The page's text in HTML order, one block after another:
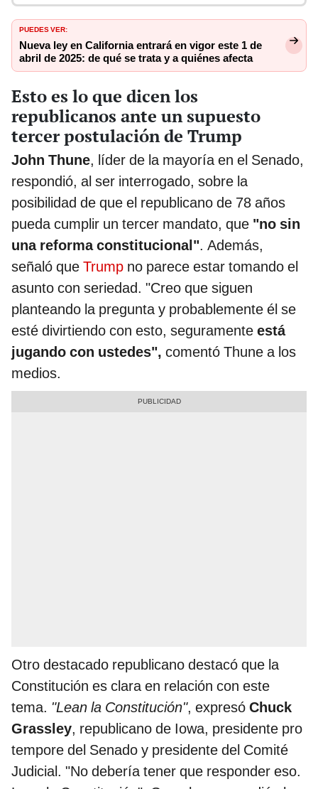
PUEDES VER:
Nueva ley en California entrará en vigor este 1 de
abril de 2025: de qué se trata y a quiénes afecta
Esto es lo que dicen los
republicanos ante un supuesto
tercer postulación de Trump
John Thune, líder de la mayoría en el Senado,
respondió, al ser interrogado, sobre la
posibilidad de que el republicano de 78 años
pueda cumplir un tercer mandato, que "no sin
una reforma constitucional". Además,
señaló que Trump no parece estar tomando el
asunto con seriedad. "Creo que siguen
planteando la pregunta y probablemente él se
esté divirtiendo con esto, seguramente está
jugando con ustedes", comentó Thune a los
medios.
Otro destacado republicano destacó que la
Constitución es clara en relación con este
tema. "Lean la Constitución", expresó Chuck
Grassley, republicano de Iowa, presidente pro
tempore del Senado y presidente del Comité
Judicial. "No debería tener que responder eso.